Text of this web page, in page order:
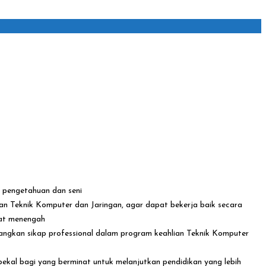
dan seni
Teknik Komputer dan Jaringan, agar dapat bekerja baik secara
menengah
sikap professional dalam program keahlian Teknik Komputer
bagi yang berminat untuk melanjutkan pendidikan yang lebih